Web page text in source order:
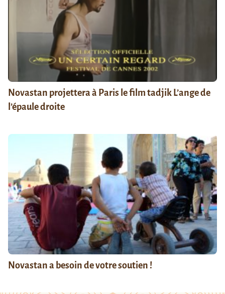
Novastan projettera à Paris le film tadjik L’ange de
l’épaule droite
Novastan a besoin de votre soutien !